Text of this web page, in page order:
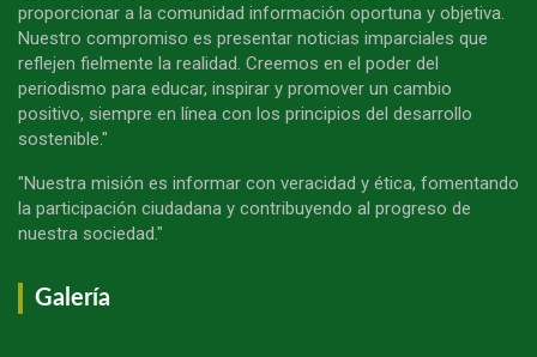
proporcionar a la comunidad información oportuna y objetiva.
Nuestro compromiso es presentar noticias imparciales que
reflejen fielmente la realidad. Creemos en el poder del
periodismo para educar, inspirar y promover un cambio
positivo, siempre en línea con los principios del desarrollo
sostenible."
"Nuestra misión es informar con veracidad y ética, fomentando
la participación ciudadana y contribuyendo al progreso de
nuestra sociedad."
Galería